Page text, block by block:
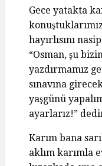
Gece yatakta
hayırlısını
“Osman, şu
yazdırmamız
sınavına
yaşgünü
ayarlarız!”
Karım bana
aklım karımla